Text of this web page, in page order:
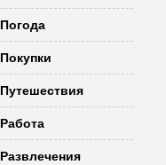
Погода
Покупки
Путешествия
Работа
Развлечения